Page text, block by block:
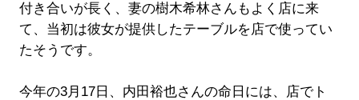
付き合いが長く、妻の樹木希林さんもよく店に来
て、当初は彼女が提供したテーブルを店で使ってい
たそうです。
今年の3月17日、内田裕也さんの命日には、店でト